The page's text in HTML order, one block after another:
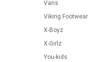
Vans
Viking Footwear
X-Boyz
X-Girlz
You-kids